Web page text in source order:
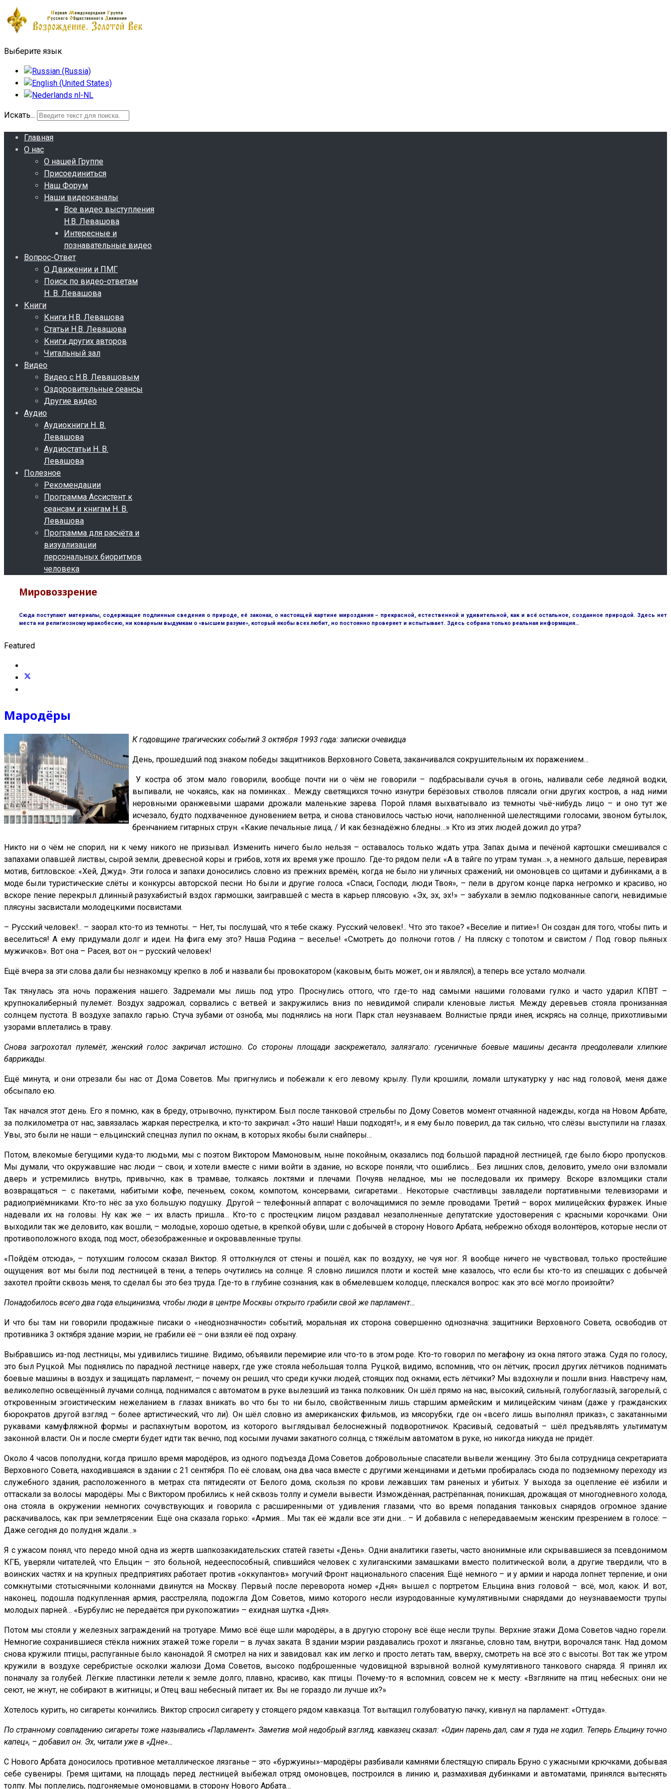
Выберите язык
Искать...
Главная
О нас
О нашей Группе
Присоединиться
Наш Форум
Наши видеоканалы
Все видео выступления
Н.В. Левашова
Интересные и
познавательные видео
Вопрос-Ответ
О Движении и ПМГ
Поиск по видео-ответам
Н. В. Левашова
Книги
Книги Н.В. Левашова
Статьи Н.В. Левашова
Книги других авторов
Читальный зал
Видео
Видео с Н.В. Левашовым
Оздоровительные сеансы
Другие видео
Аудио
Аудиокниги Н. В.
Левашова
Аудиостатьи Н. В.
Левашова
Полезное
Рекомендации
Программа Ассистент к
сеансам и книгам Н. В.
Левашова
Программа для расчёта и
визуализации
персональных биоритмов
человека
Мировоззрение
Сюда поступают материалы, содержащие подлинные сведения о природе, её законах, о настоящей картине мироздания – прекрасной, естественной и удивительной, как и всё остальное, созданное природой. Здесь нет
места ни религиозному мракобесию, ни коварным выдумкам о «высшем разуме», который якобы всех любит, но постоянно проверяет и испытывает. Здесь собрана только реальная информация…
Featured
Мародёры
К годовщине трагических событий 3 октября 1993 года: записки очевидца
День, прошедший под знаком победы защитников Верховного Совета, заканчивался сокрушительным их поражением…
У костра об этом мало говорили, вообще почти ни о чём не говорили – подбрасывали сучья в огонь, наливали себе ледяной водки,
выпивали, не чокаясь, как на поминках… Между светящихся точно изнутри берёзовых стволов плясали огни других костров, а над ними
неровными оранжевыми шарами дрожали маленькие зарева. Порой пламя выхватывало из темноты чьё-нибудь лицо – и оно тут же
исчезало, будто подхваченное дуновением ветра, и снова становилось частью ночи, наполненной шелестящими голосами, звоном бутылок,
бренчанием гитарных струн. «Какие печальные лица, / И как безнадёжно бледны…» Кто из этих людей дожил до утра?
Никто ни о чём не спорил, ни к чему никого не призывал. Изменить ничего было нельзя – оставалось только ждать утра. Запах дыма и печёной картошки смешивался с
запахами опавшей листвы, сырой земли, древесной коры и грибов, хотя их время уже прошло. Где-то рядом пели: «А в тайге по утрам туман…», а немного дальше, перевирая
мотив, битловское: «Хей, Джуд». Эти голоса и запахи доносились словно из прежних времён, когда не было ни уличных сражений, ни омоновцев со щитами и дубинками, а в
моде были туристические слёты и конкурсы авторской песни. Но были и другие голоса. «Спаси, Господи, люди Твоя», – пели в другом конце парка негромко и красиво, но
вскоре пение перекрыл длинный разухабистый вздох гармошки, заигравшей с места в карьер плясовую. «Эх, эх, эх!» – забухали в землю подкованные сапоги, невидимые
плясуны засвистали молодецкими посвистами.
– Русский человек!.. – заорал кто-то из темноты. – Нет, ты по­слушай, что я тебе скажу. Русский человек!.. Что это такое? «Веселие и питие»! Он создан для того, чтобы пить и
веселиться! А ему придумали долг и идеи. На фига ему это? Наша Родина – веселье! «Смотреть до полночи готов / На пляску с топотом и свистом / Под говор пьяных
мужичков». Вот она – Расея, вот он – русский человек!
Ещё вчера за эти слова дали бы незнакомцу крепко в лоб и назвали бы провокатором (каковым, быть может, он и являлся), а теперь все устало молчали.
Так тянулась эта ночь поражения нашего. Задремали мы лишь под утро. Проснулись оттого, что где-то над самыми нашими головами гулко и часто ударил КПВТ –
крупнокалиберный пулемёт. Воздух задрожал, сорвались с ветвей и закружились вниз по невидимой спирали кленовые листья. Между деревьев стояла пронизанная
солнцем пустота. В воздухе запахло гарью. Стуча зубами от озноба, мы поднялись на ноги. Парк стал неузнаваем. Волни­стые пряди инея, искрясь на солнце, прихотливыми
узорами вплетались в траву.
Снова загрохотал пулемёт, женский голос закричал истошно. Со стороны площади заскрежетало, залязгало: гусеничные боевые машины десанта преодолевали хлипкие
баррикады.
Ещё минута, и они отрезали бы нас от Дома Советов. Мы пригнулись и побежали к его левому крылу. Пули крошили, ломали штукатурку у нас над головой, меня даже
обсыпало ею.
Так начался этот день. Его я помню, как в бреду, отрывочно, пунктиром. Был после танковой стрельбы по Дому Советов момент отчаянной надежды, когда на Новом Арбате,
за полкилометра от нас, завязалась жаркая перестрелка, и кто-то закричал: «Это наши! Наши подходят!», и я ему было поверил, да так сильно, что слёзы выступили на глазах.
Увы, это были не наши – ельцинский спецназ лупил по окнам, в которых якобы были снайперы…
Потом, влекомые бегущими куда-то людьми, мы с поэтом Виктором Мамоновым, ныне покойным, оказались под большой парадной лестницей, где было бюро пропусков.
Мы думали, что окружавшие нас люди – свои, и хотели вместе с ними войти в здание, но вскоре поняли, что ошиблись… Без лишних слов, деловито, умело они взломали
дверь и устремились внутрь, привычно, как в трамвае, толкаясь локтями и плечами. Почуяв неладное, мы не последовали их примеру. Вскоре взломщики стали
возвращаться – с пакетами, набитыми кофе, печеньем, соком, компотом, консервами, сигаретами… Некоторые счастливцы завладели портативными телевизорами и
радиоприёмниками. Кто-то нёс за ухо большую подушку. Другой – телефонный аппарат с волочащимися по земле проводами. Третий – ворох милицей­ских фуражек. Иные
надевали их на головы. Ну как же – их власть пришла… Кто-то с простецким лицом раздавал незаполненные депутат­ские удостоверения с красными корочками. Они
выходили так же деловито, как вошли, – молодые, хорошо одетые, в крепкой обуви, шли с добычей в сторону Нового Арбата, небрежно обходя волонтёров, которые несли от
противоположного входа, под мост, обезображенные и окровавленные трупы.
«Пойдём отсюда», – потухшим голосом сказал Виктор. Я оттолкнулся от стены и пошёл, как по воздуху, не чуя ног. Я вообще ничего не чувствовал, только простейшие
ощущения: вот мы были под лестницей в тени, а теперь очутились на солнце. Я словно лишился плоти и костей: мне казалось, что если бы кто-то из спешащих с добычей
захотел пройти сквозь меня, то сделал бы это без труда. Где-то в глубине сознания, как в обмелевшем колодце, плескался вопрос: как это всё могло произойти?
Понадобилось всего два года ельцинизма, чтобы люди в центре Москвы открыто грабили свой же парламент…
И что бы там ни говорили продажные писаки о «неоднозначности» событий, моральная их сторона совершенно однозначна: защитники Верховного Совета, освободив от
противника 3 октября здание мэрии, не грабили её – они взяли её под охрану.
Выбравшись из-под лестницы, мы удивились тишине. Видимо, объявили перемирие или что-то в этом роде. Кто-то говорил по мегафону из окна пятого этажа. Судя по голосу,
это был Руцкой. Мы поднялись по парадной лестнице наверх, где уже стояла небольшая толпа. Руцкой, видимо, вспомнив, что он лётчик, просил других лётчиков поднимать
боевые машины в воздух и защищать парламент, – почему он решил, что среди кучки людей, стоящих под окнами, есть лётчики? Мы вздохнули и пошли вниз. Навстречу нам,
великолепно освещённый лучами солнца, поднимался с автоматом в руке вылезший из танка полковник. Он шёл прямо на нас, высокий, сильный, голубоглазый, загорелый, с
откровенным эгоистическим нежеланием в глазах вникать во что бы то ни было, свойственным лишь старшим армейским и милицейским чинам (даже у гражданских
бюрократов другой взгляд – более артистический, что ли). Он шёл словно из американ­ских фильмов, из мясорубки, где он «всего лишь выполнял приказ», с закатанными
рукавами камуфляжной формы и распахнутым воротом, из которого выглядывал белоснежный подворотничок. Красивый, седоватый – шёл предъявлять ультиматум
законной власти. Он и после смерти будет идти так вечно, под косыми лучами закатного солнца, с тяжёлым автоматом в руке, но никогда никуда не придёт.
Около 4 часов пополудни, когда пришло время мародёров, из одного подъезда Дома Советов добровольные спасатели вывели женщину. Это была сотрудница секретариата
Верховного Совета, находившаяся в здании с 21 сентября. По её словам, она два часа вместе с другими женщинами и детьми пробиралась сюда по подземному переходу из
служебного здания, расположенного в метрах ста пятидесяти от Белого дома, скользя по крови лежавших там раненых и убитых. У выхода за оцепление её избили и
оттаскали за волосы мародёры. Мы с Виктором пробились к ней сквозь толпу и сумели вывести. Измождённая, растрёпанная, поникшая, дрожащая от многодневного холода,
она стояла в окружении немногих сочувствующих и говорила с расширенными от удивления глазами, что во время попадания танковых снарядов огромное здание
раскачивалось, как при землетрясении. Ещё она сказала горько: «Армия… Мы так её ждали все эти дни… – И добавила с непередаваемым женским презрением в голосе: –
Даже сегодня до полудня ждали…»
Я с ужасом понял, что передо мной одна из жертв шапкозакидательских статей газеты «День». Одни аналитики газеты, часто анонимные или скрывавшиеся за псевдонимом
КГБ, уверяли читателей, что Ельцин – это больной, недееспособный, спившийся человек с хулиганскими замашками вместо политической воли, а другие твердили, что в
воинских частях и на крупных предприятиях работает против «оккупантов» могучий Фронт национального спасения. Ещё немного – и у армии и народа лопнет терпение, и они
сомкнутыми стотысячными колоннами двинутся на Москву. Первый после переворота номер «Дня» вышел с портретом Ельцина вниз головой – всё, мол, каюк. И вот,
наконец, подошла подкупленная армия, расстреляла, подожгла Дом Советов, мимо которого несли изуродованные кумулятивными снарядами до неузнаваемости трупы
молодых парней… «Бурбулис не передаётся при рукопожатии» – ехидная шутка «Дня».
Потом мы стояли у железных заграждений на тротуаре. Мимо всё ёще шли мародёры, а в другую сторону всё ёще несли трупы. Верхние этажи Дома Советов чадно горели.
Немногие сохранившиеся стёкла нижних этажей тоже горели – в лучах заката. В здании мэрии раздавались грохот и лязганье, словно там, внутри, ворочался танк. Над домом
снова кружили птицы, распуганные было канонадой. Я смотрел на них и завидовал: как им легко и просто летать там, вверху, смотреть на всё это с высоты. Вот так же утром
кружили в воздухе серебристые осколки жалюзи Дома Советов, высоко подброшенные чудовищной взрывной волной кумулятивного танкового снаряда. Я принял их
поначалу за голубей. Лёгкие пластинки летели к земле долго, плавно, красиво, как птицы. Почему-то я вспомнил, совсем не к месту: «Взгляните на птиц небесных: они не
сеют, не жнут, не собирают в житницы; и Отец ваш небесный питает их. Вы не гораздо ли лучше их?»
Хотелось курить, но сигареты кончились. Виктор спросил сигарету у стоящего рядом кавказца. Тот вытащил голубоватую пачку, кивнул на парламент: «Оттуда».
По странному совпадению сигареты тоже назывались «Парламент». Заметив мой недобрый взгляд, кавказец сказал: «Один парень дал, сам я туда не ходил. Теперь Ельцину точно
капец», – добавил он. Эх, читали уже в «Дне»…
С Нового Арбата доносилось противное металлическое лязганье – это «буржуины»-мародёры разбивали камнями блестящую спираль Бруно с ужасными крючками, добывая
себе сувениры. Гремя щитами, на площадь перед лестницей выбежал отряд омоновцев, построился в линию и, размахивая дубинками и автоматами, принялся вытеснять
толпу. Мы поплелись, подгоняемые омоновцами, в сторону Нового Арбата…